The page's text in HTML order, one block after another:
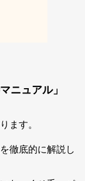
ニュアル」
ます。
徹底的に解説し